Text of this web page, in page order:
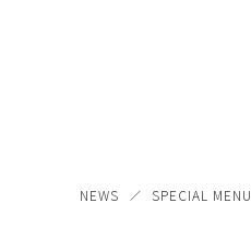
NEWS SPECIAL MENU